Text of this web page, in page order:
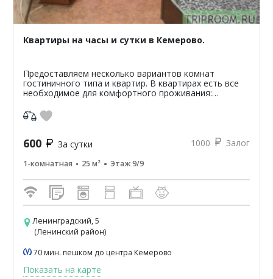
Квартиры на часы и сутки в Кемерово.
Предоставляем несколько вариантов комнат
гостиничного типа и квартир. В квартирах есть все
необходимое для комфортного проживания:
машина, телевизор, дв...
600 За сутки 1000 Залог
1-комнатная 25 м² Этаж 9/9
Ленинградский, 5
(Ленинский район)
70 мин. пешком до центра Кемерово
Показать на карте